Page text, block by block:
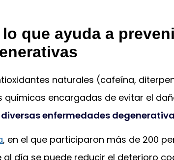
que ayuda a
naturales (cafeína,
encargadas de evitar el
enfermedades
, en el que participaron más de 200
día se puede reducir el deterioro